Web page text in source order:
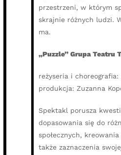
przestrzeni, w którym
skrajnie różnych ludzi.
ma.
„Puzzle” Grupa Teatru
reżyseria i
produkcja: Zuzanna
Spektakl porusza
dopasowania się do
społecznych,
także zaznaczenia